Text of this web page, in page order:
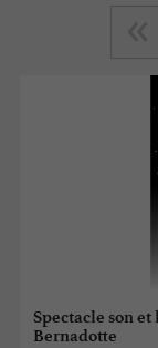
Spectacle son
Bernadotte